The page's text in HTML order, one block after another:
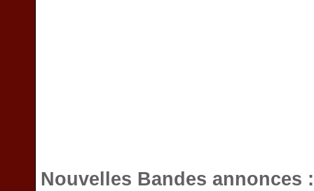
Nouvelles Bandes annonces